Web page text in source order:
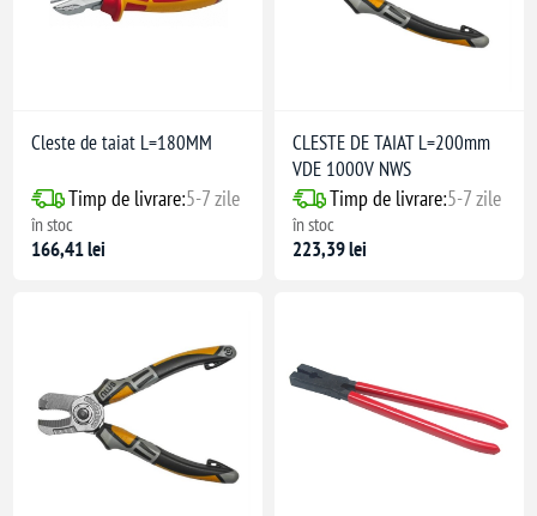
Cleste de taiat L=180MM
Timp de livrare:5-7 zile
în stoc
166,41 lei
CLESTE DE TAIAT L=200mm
VDE 1000V NWS
Timp de livrare:5-7 zile
în stoc
223,39 lei